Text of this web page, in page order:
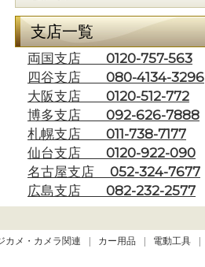
支店一覧
両国支店 0120-757-563
四谷支店 080-4134-3296
大阪支店 0120-512-772
博多支店 092-626-7888
札幌支店 011-738-7177
仙台支店 0120-922-090
名古屋支店 052-324-7677
広島支店 082-232-2577
カメ・カメラ関連 カー用品
電動工具